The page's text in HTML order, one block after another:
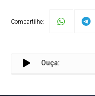
Compartilhe:
Ouça: